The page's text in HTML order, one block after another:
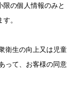
の個人情報のみと
。
衛生の向上又は児童
って、お客様の同意